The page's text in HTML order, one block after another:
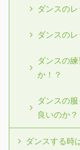
ダンスの
ダンスの
ダンスの
か！？
ダンスの
良いのか？
ダンスする時